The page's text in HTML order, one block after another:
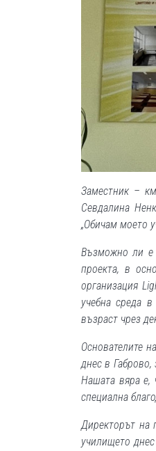
Заместник –
Севдалина
„Обичам моето
Възможно ли е
проекта, в
организация
учебна среда
възраст чрез
Основателите
днес в
Нашата вяра е,
специална
Директорът на
училището